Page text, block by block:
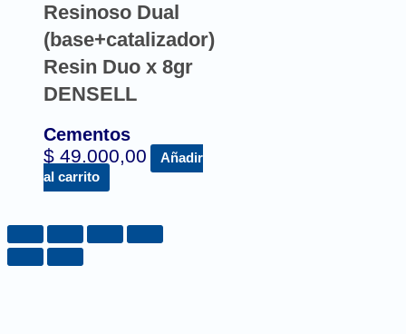
Resinoso Dual
(base+catalizador)
Resin Duo x 8gr
DENSELL
Cementos
$ 49.000,00
Añadir
al carrito